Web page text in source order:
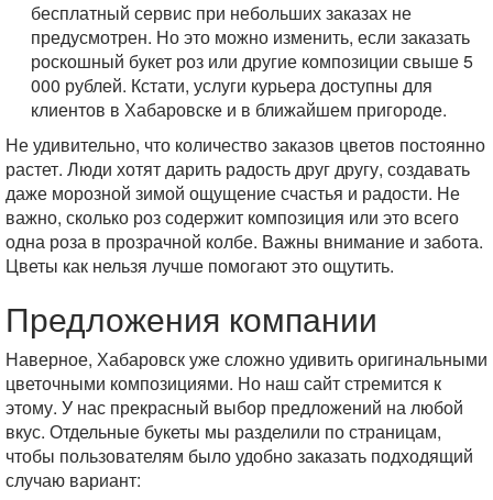
бесплатный сервис при небольших заказах не
предусмотрен. Но это можно изменить, если заказать
роскошный букет роз или другие композиции свыше 5
000 рублей. Кстати, услуги курьера доступны для
клиентов в Хабаровске и в ближайшем пригороде.
Не удивительно, что количество заказов цветов постоянно
растет. Люди хотят дарить радость друг другу, создавать
даже морозной зимой ощущение счастья и радости. Не
важно, сколько роз содержит композиция или это всего
одна роза в прозрачной колбе. Важны внимание и забота.
Цветы как нельзя лучше помогают это ощутить.
Предложения компании
Наверное, Хабаровск уже сложно удивить оригинальными
цветочными композициями. Но наш сайт стремится к
этому. У нас прекрасный выбор предложений на любой
вкус. Отдельные букеты мы разделили по страницам,
чтобы пользователям было удобно заказать подходящий
случаю вариант: